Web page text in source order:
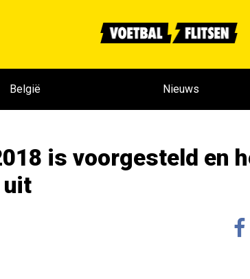
België Nieuws
is voorgesteld en
uit